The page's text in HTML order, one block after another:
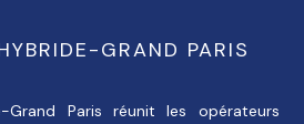
GRAND PARIS
Grand Paris réunit les opérateurs